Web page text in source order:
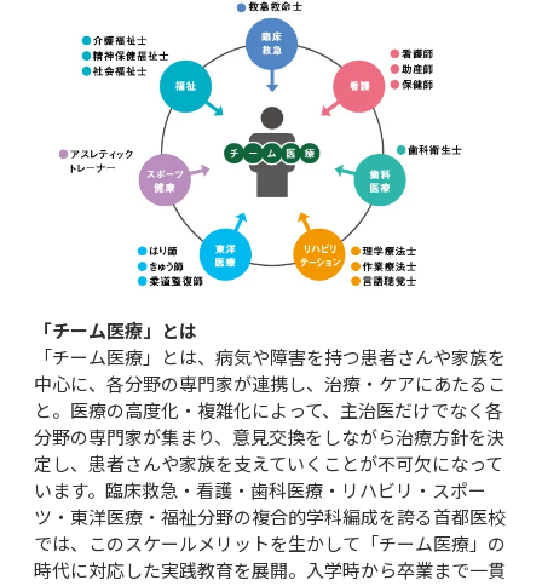
「チーム医療」とは
「チーム医療」とは、病気や障害を持つ患者さんや家族を
中心に、各分野の専門家が連携し、治療・ケアにあたるこ
と。医療の高度化・複雑化によって、主治医だけでなく各
分野の専門家が集まり、意見交換をしながら治療方針を決
定し、患者さんや家族を支えていくことが不可欠になって
います。臨床救急・看護・歯科医療・リハビリ・スポー
ツ・東洋医療・福祉分野の複合的学科編成を誇る首都医校
では、このスケールメリットを生かして「チーム医療」の
時代に対応した実践教育を展開。入学時から卒業まで一貫